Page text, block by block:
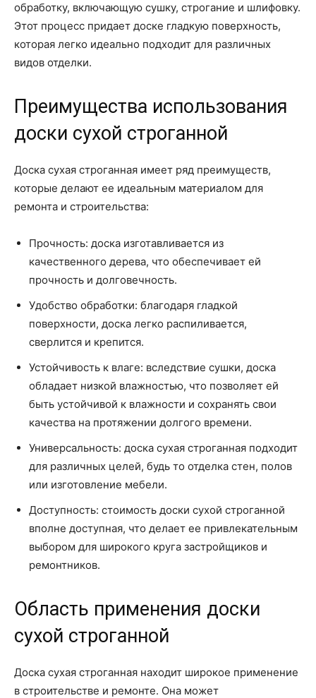
обработку, включающую сушку, строгание и шлифовку.
Этот процесс придает доске гладкую поверхность,
которая легко идеально подходит для различных
видов отделки.
Преимущества использования
доски сухой строганной
Доска сухая строганная имеет ряд преимуществ,
которые делают ее идеальным материалом для
ремонта и строительства:
Прочность: доска изготавливается из
качественного дерева, что обеспечивает ей
прочность и долговечность.
Удобство обработки: благодаря гладкой
поверхности, доска легко распиливается,
сверлится и крепится.
Устойчивость к влаге: вследствие сушки, доска
обладает низкой влажностью, что позволяет ей
быть устойчивой к влажности и сохранять свои
качества на протяжении долгого времени.
Универсальность: доска сухая строганная подходит
для различных целей, будь то отделка стен, полов
или изготовление мебели.
Доступность: стоимость доски сухой строганной
вполне доступная, что делает ее привлекательным
выбором для широкого круга застройщиков и
ремонтников.
Область применения доски
сухой строганной
Доска сухая строганная находит широкое применение
в строительстве и ремонте. Она может